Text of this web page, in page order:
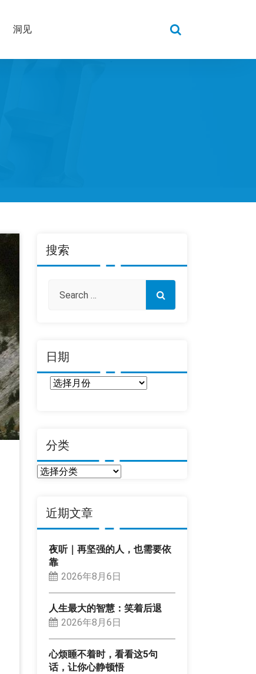
洞见
搜索
日期
分类
分
近期文章
夜听｜再坚强的人，也需要依
靠
2026年8月6日
人生最大的智慧：笑着后退
2026年8月6日
心烦睡不着时，看看这5句
话，让你心静顿悟